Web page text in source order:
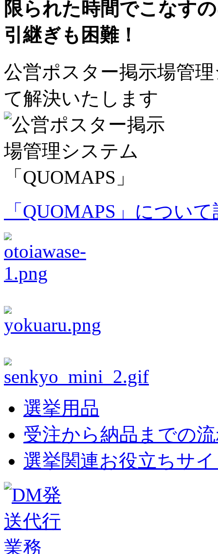
限られた時間でこなす
引継ぎも困難！
公営ポスター掲示場管
て解決いたします
「QUOMAPS」につい
選挙用品
受注から納品までの
選挙関連お役立ちサ